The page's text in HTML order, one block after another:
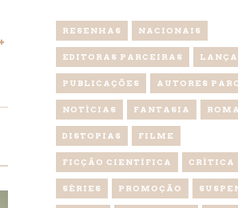
RESENHAS NACIONAIS
EDITORAS PARCEIRAS
PUBLICAÇÕES AUTORES
NOTÍCIAS FANTASIA
DISTOPIAS FILME
FICÇÃO CIENTÍFICA CRÍTICA
SÉRIES PROMOÇÃO